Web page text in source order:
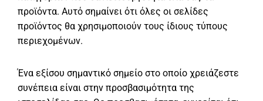
προϊόντα. Αυτό σημαίνει ότι όλες οι σελίδες
προϊόντος θα χρησιμοποιούν τους ίδιους τύπους
περιεχομένων.
Ένα εξίσου σημαντικό σημείο στο οποίο χρειάζεστε
συνέπεια είναι στην προσβασιμότητα της